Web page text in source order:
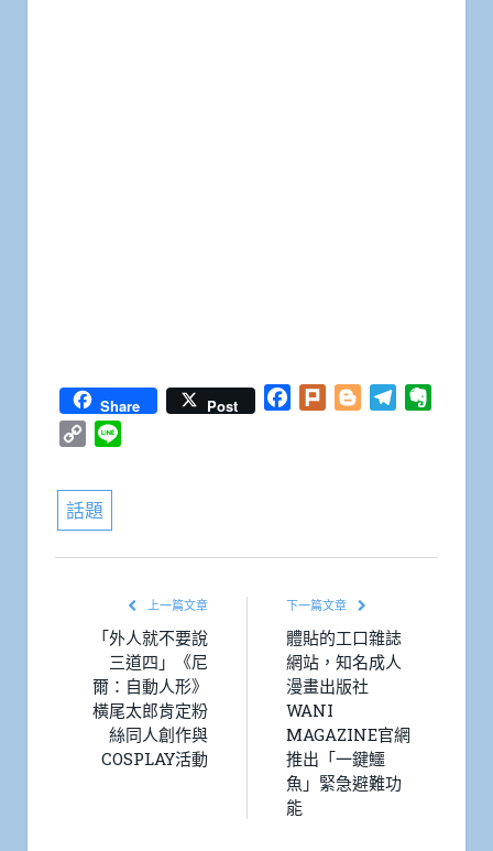
Share Post Facebook
Plurk BloggerTelegram
Copy
話題
上一篇文章
「外人就不要說
三道四」《尼
爾：自動人形》
橫尾太郎肯定粉
絲同人創作與
COSPLAY活動
下一篇文章
體貼的工口雜誌
網站，知名成人
漫畫出版社
WANI
MAGAZINE官網
推出「一鍵鱷
魚」緊急避難功
能